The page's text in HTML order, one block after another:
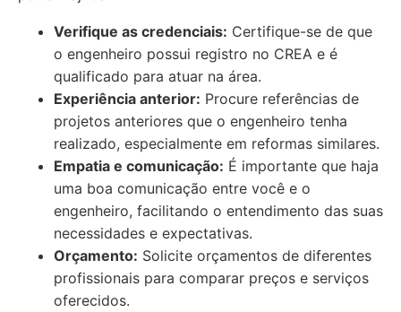
Verifique as credenciais: Certifique-se de que
o engenheiro possui registro no CREA e é
qualificado para atuar na área.
Experiência anterior: Procure referências de
projetos anteriores que o engenheiro tenha
realizado, especialmente em reformas similares.
Empatia e comunicação: É importante que haja
uma boa comunicação entre você e o
engenheiro, facilitando o entendimento das suas
necessidades e expectativas.
Orçamento: Solicite orçamentos de diferentes
profissionais para comparar preços e serviços
oferecidos.